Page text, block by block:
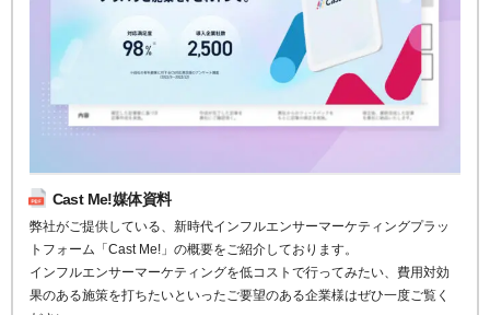
Cast Me!媒体資料
弊社がご提供している、新時代インフルエンサーマーケティングプラッ
トフォーム「Cast Me!」の概要をご紹介しております。
インフルエンサーマーケティングを低コストで行ってみたい、費用対効
果のある施策を打ちたいといったご要望のある企業様はぜひ一度ご覧く